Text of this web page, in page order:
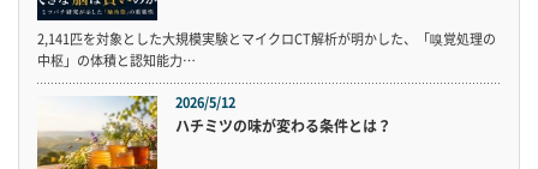
2,141匹を対象とした大規模実験とマイクロCT解析が明かした、「嗅覚処理の
中枢」の体積と認知能力…
2026/5/12
ハチミツの味が変わる条件とは？